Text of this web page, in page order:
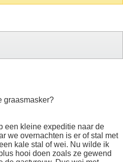
graasmasker?
een kleine expeditie naar de
we overnachten is er of stal met
kale stal of wei. Nu wilde ik
hooi doen zoals ze gewend